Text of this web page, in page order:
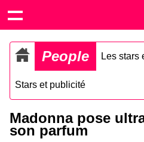
People Les stars
Stars et publicité
Madonna pose
son parfum